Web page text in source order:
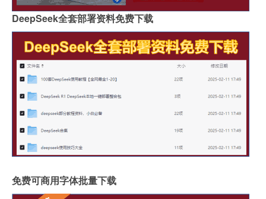
DeepSeek全套部署资料免费下载
免费可商用字体批量下载